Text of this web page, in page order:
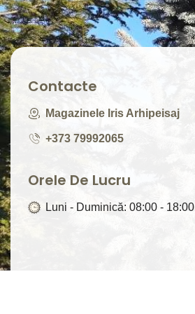
Contacte
Magazinele Iris Arhipeisaj
+373 79992065
Orele De Lucru
Luni - Duminică: 08:00 - 18:00